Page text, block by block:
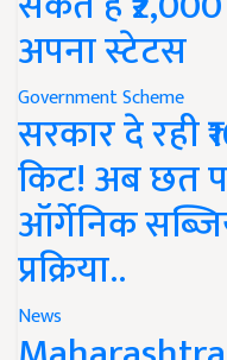
अपना स्टेटस
Government Scheme
सरकार दे रही
किट! अब छत
ऑर्गेनिक
प्रक्रिया..
News